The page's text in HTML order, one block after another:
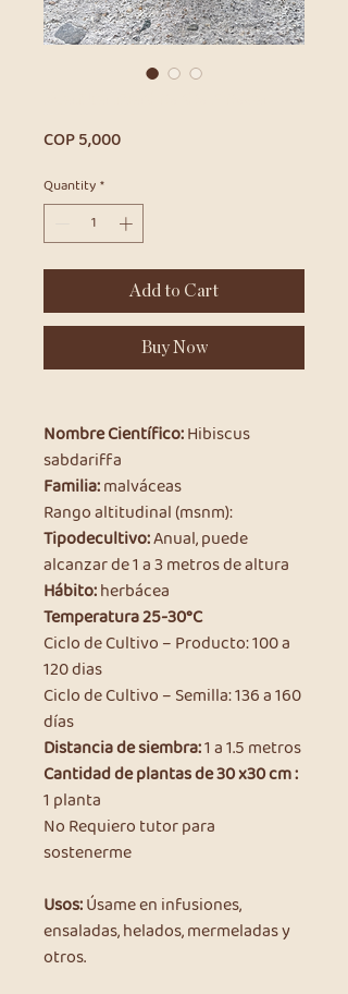
COP 5,000Price
Quantity*
Add to Cart
Buy Now
Nombre Científico:Hibiscus
sabdariffa
Familia:malváceas
Rango altitudinal (msnm):
Tipodecultivo:Anual, puede
alcanzar de 1 a 3 metros de altura
Hábito:herbácea
Temperatura 25-30°C
Ciclo de Cultivo – Producto: 100 a
120 dias
Ciclo de Cultivo – Semilla: 136 a 160
días
Distancia de siembra:1 a 1.5 metros
Cantidad de plantas de 30 x30 cm :
1 planta
No Requiero tutor para
sostenerme
Usos:Úsame en infusiones,
ensaladas, helados, mermeladas y
otros.